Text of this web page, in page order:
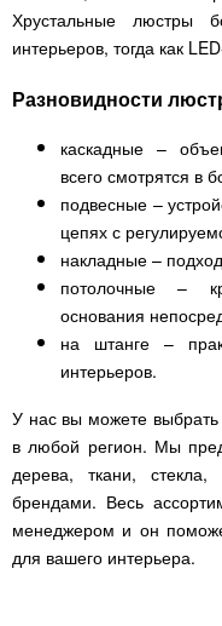
Хрустальные люстры
интерьеров, тогда как
Разновидности
каскадные –
всего смотрятся в
подвесные –
цепях с
накладные –
потолочные –
основания
на штанге –
интерьеров.
У нас вы можете выбрать
в любой регион. Мы
дерева, ткани, стекла,
брендами. Весь
менеджером и он
для вашего интерьера.